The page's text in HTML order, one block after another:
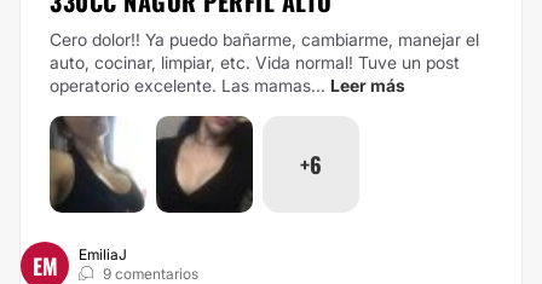
Cero dolor!! Ya puedo bañarme, cambiarme, manejar el
auto, cocinar, limpiar, etc. Vida normal! Tuve un post
operatorio excelente. Las mamas... Leer más
+6
EM
EmiliaJ
9 comentarios